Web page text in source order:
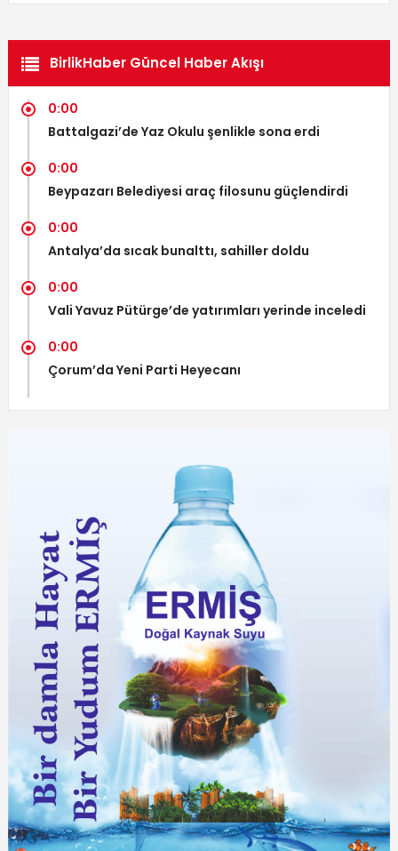
BirlikHaber Güncel Haber Akışı
0:00
Battalgazi’de Yaz Okulu şenlikle sona erdi
0:00
Beypazarı Belediyesi araç filosunu güçlendirdi
0:00
Antalya’da sıcak bunalttı, sahiller doldu
0:00
Vali Yavuz Pütürge’de yatırımları yerinde inceledi
0:00
Çorum’da Yeni Parti Heyecanı